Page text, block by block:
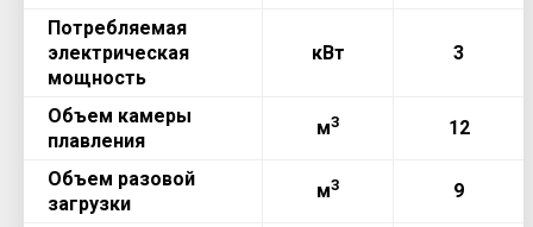
Потребляемая
электрическая
мощность
кВт 3
Объем камеры
плавления
м3 12
Объем разовой
загрузки
м3 9